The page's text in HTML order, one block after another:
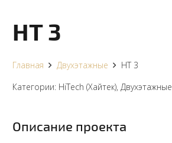
HT 3
Главная Двухэтажные
HT 3
Категории: HiTech (Хайтек), Двухэтажные
Описание проекта